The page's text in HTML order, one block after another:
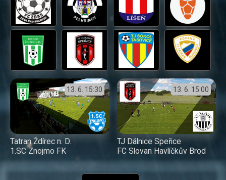
13. 6. 15:30
Tatran Ždírec n. D.
1.SC Znojmo FK
13. 6. 15:00
TJ Dálnice Speřice
FC Slovan Havlíčkův Brod